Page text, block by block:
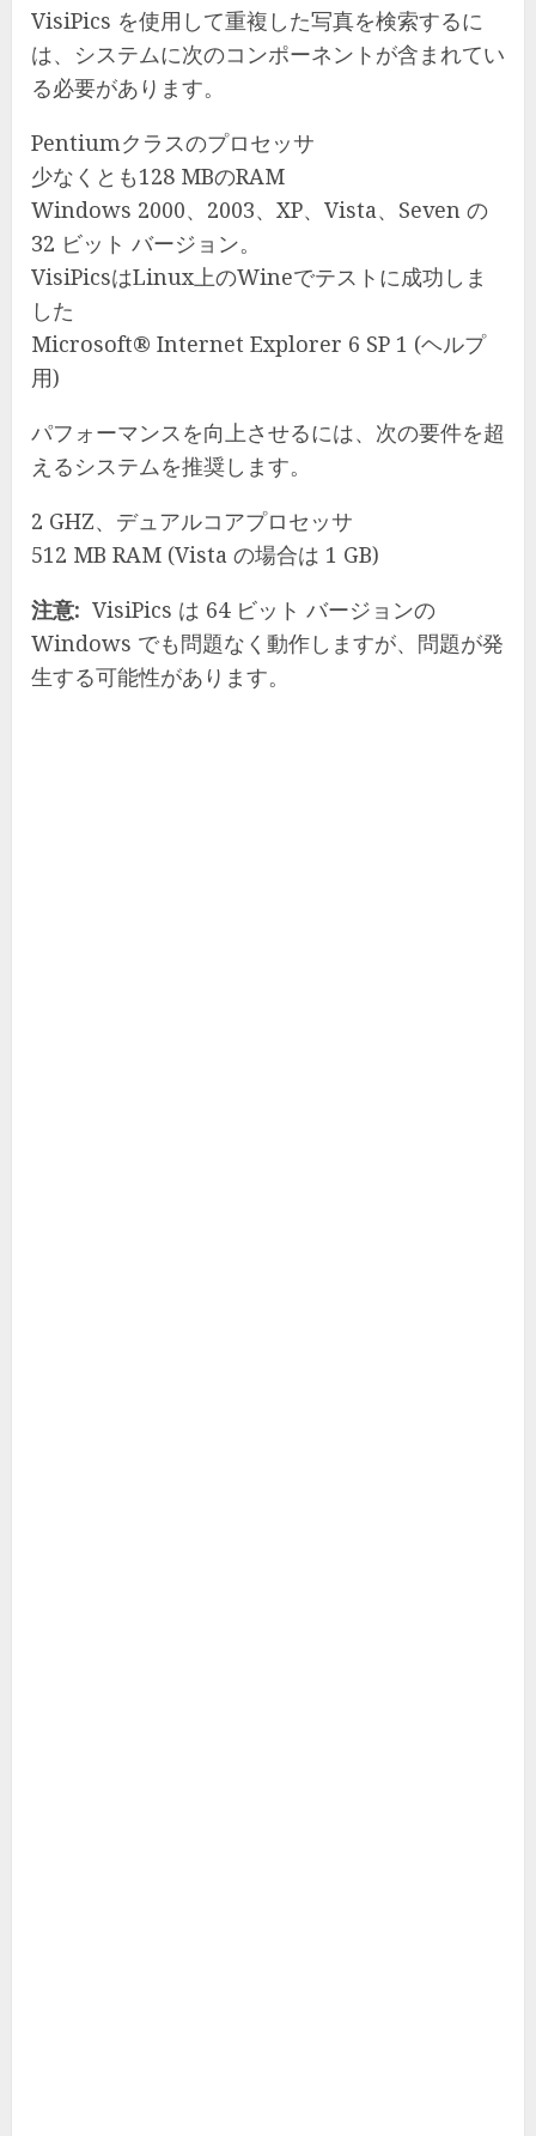
VisiPics を使用して重複した写真を検索するに
は、システムに次のコンポーネントが含まれてい
る必要があります。
Pentiumクラスのプロセッサ
少なくとも128 MBのRAM
Windows 2000、2003、XP、Vista、Seven の
32 ビット バージョン。
VisiPicsはLinux上のWineでテストに成功しま
した
Microsoft® Internet Explorer 6 SP 1 (ヘルプ
用)
パフォーマンスを向上させるには、次の要件を超
えるシステムを推奨します。
2 GHZ、デュアルコアプロセッサ
512 MB RAM (Vista の場合は 1 GB)
注意: VisiPics は 64 ビット バージョンの
Windows でも問題なく動作しますが、問題が発
生する可能性があります。